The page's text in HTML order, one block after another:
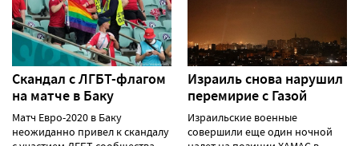
Скандал с ЛГБТ-флагом
на матче в Баку
Матч Евро-2020 в Баку
неожиданно привел к скандалу
Израиль снова нарушил
перемирие с Газой
Израильские военные
совершили еще один ночной